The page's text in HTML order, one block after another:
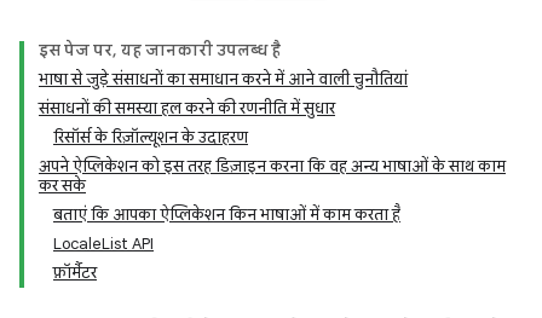
इस पेज पर, यह जानकारी उपलब्ध है
भाषा से जुड़े संसाधनों का समाधान करने में आने वाली चुनौतियां
संसाधनों की समस्या हल करने की रणनीति में सुधार
रिसॉर्स के रिज़ॉल्यूशन के उदाहरण
अपने ऐप्लिकेशन को इस तरह डिज़ाइन करना कि वह अन्य भाषाओं के साथ काम
कर सके
बताएं कि आपका ऐप्लिकेशन किन भाषाओं में काम करता है
LocaleList API
फ़ॉर्मैटर